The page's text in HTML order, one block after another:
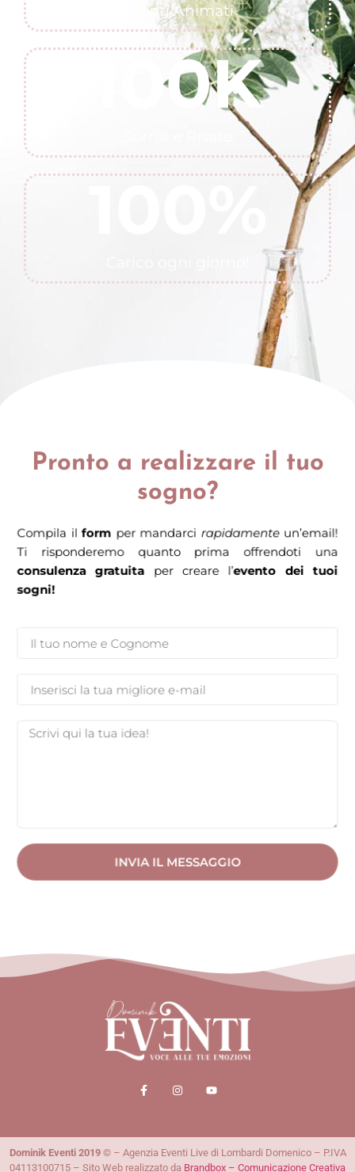
Eventi Animati
100K
Pronto a realizzare il tuo
sogno?
Compila il form per mandarci rapidamente un’email!
Ti risponderemo quanto prima offrendoti una
consulenza gratuita per creare l’evento dei tuoi
sogni!
INVIA IL MESSAGGIO
Dominik Eventi 2019 ©– Agenzia Eventi Live di Lombardi Domenico – P.IVA
04113100715 – Sito Web realizzato da Brandbox – Comunicazione Creativa